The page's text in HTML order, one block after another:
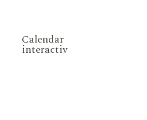
Calendar
interactiv